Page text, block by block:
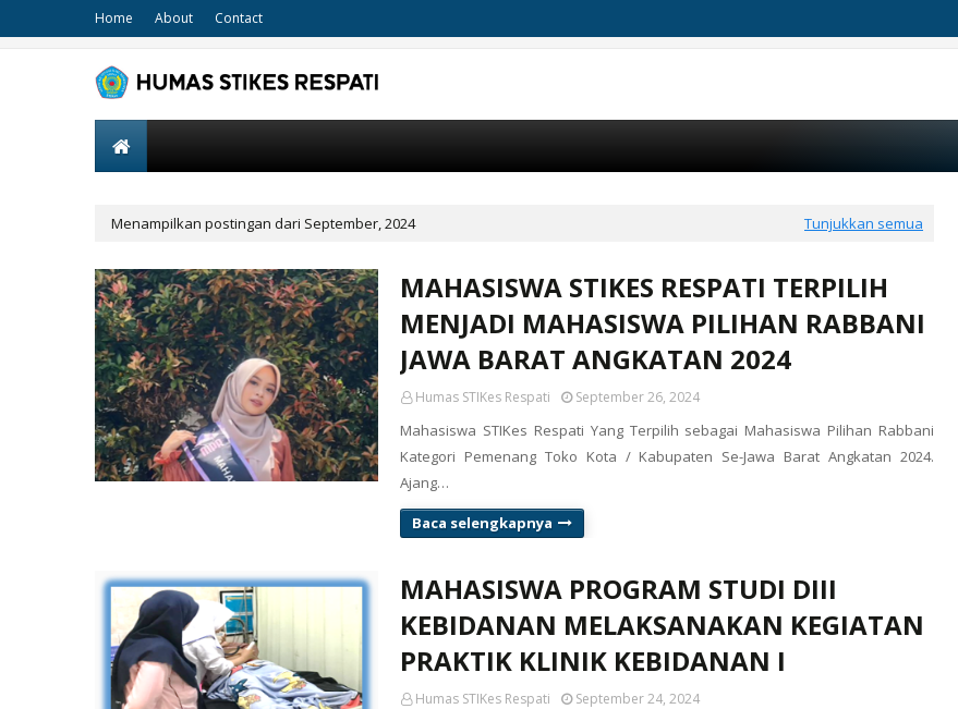
Home About Contact
Menampilkan postingan dari September, 2024 Tunjukkan semua
MAHASISWA STIKES RESPATI TERPILIH
MENJADI MAHASISWA PILIHAN RABBANI
JAWA BARAT ANGKATAN 2024
Humas STIKes Respati September 26, 2024
Mahasiswa STIKes Respati Yang Terpilih sebagai Mahasiswa Pilihan Rabbani
Kategori Pemenang Toko Kota / Kabupaten Se-Jawa Barat Angkatan 2024.
Ajang…
Baca selengkapnya
MAHASISWA PROGRAM STUDI DIII
KEBIDANAN MELAKSANAKAN KEGIATAN
PRAKTIK KLINIK KEBIDANAN I
Humas STIKes Respati September 24, 2024